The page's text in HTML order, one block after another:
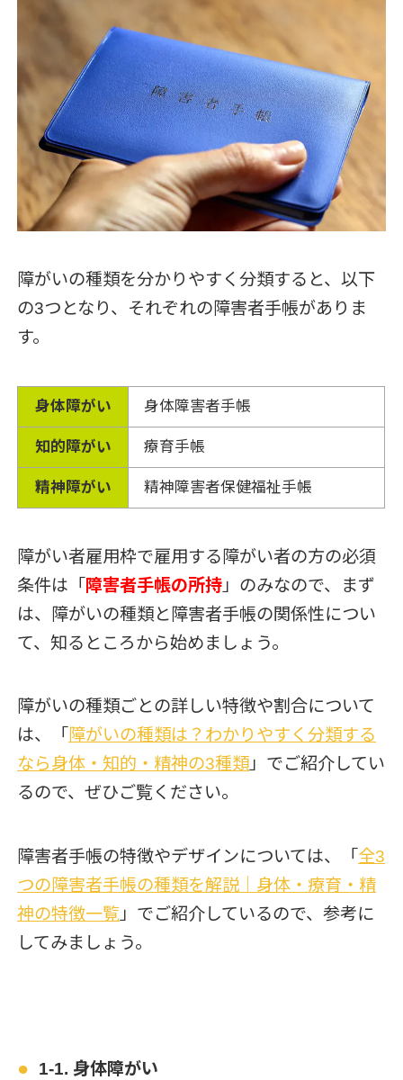
障がいの種類を分かりやすく分類すると、以下
の3つとなり、それぞれの障害者手帳がありま
す。
身体障がい 身体障害者手帳
知的障がい 療育手帳
精神障がい 精神障害者保健福祉手帳
障がい者雇用枠で雇用する障がい者の方の必須
条件は「 障害者手帳の所持 」のみなので、まず
は、障がいの種類と障害者手帳の関係性につい
て、知るところから始めましょう。
障がいの種類ごとの詳しい特徴や割合について
は、「 障がいの種類は？わかりやすく分類する
なら身体・知的・精神の3種類」でご紹介してい
るので、ぜひご覧ください。
障害者手帳の特徴やデザインについては、「 全3
つの障害者手帳の種類を解説｜身体・療育・精
神の特徴一覧 」でご紹介しているので、参考に
してみましょう。
1-1. 身体障がい